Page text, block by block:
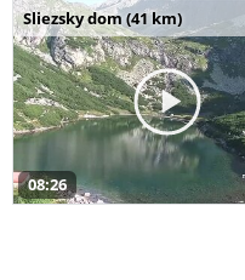
Sliezsky dom (41 km)
08:26